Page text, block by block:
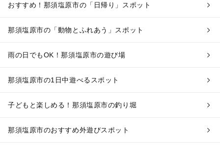
おすすめ！那須塩原市の「日帰り」スポット
那須塩原市の「動物とふれあう」スポット
雨の日でもOK！那須塩原市の遊び場
那須塩原市の1日中遊べるスポット
子どもと楽しめる！那須塩原市の釣り堀
那須塩原市のおすすめ外遊びスポット